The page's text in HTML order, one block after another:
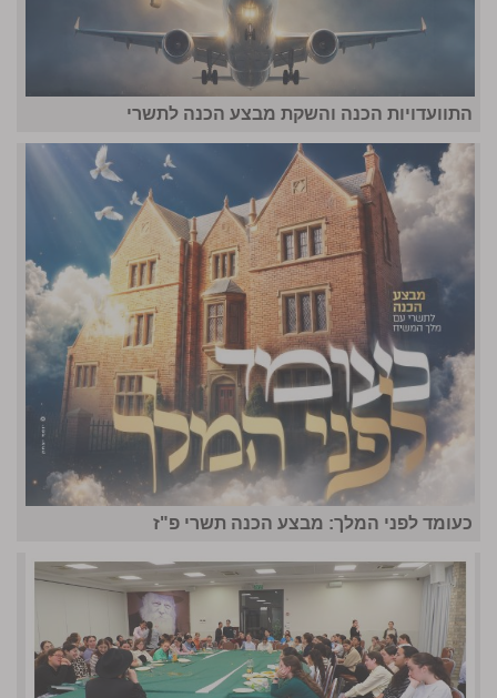
התוועדויות הכנה והשקת מבצע הכנה לתשרי
כעומד לפני המלך: מבצע הכנה תשרי פ"ז